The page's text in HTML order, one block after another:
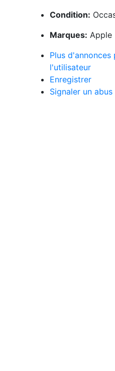
Condition:
Marques: Apple
Plus d'annonces
l'utilisateur
Enregistrer
Signaler un abus